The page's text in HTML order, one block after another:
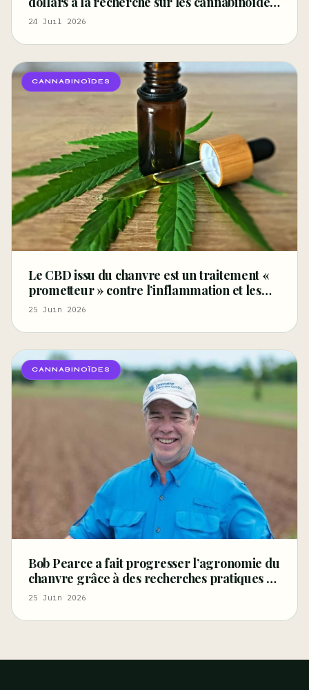
mineurs destinés aux produits à base de
24 Juil 2026
CANNABINOÏDES
Le CBD issu du chanvre est un traitement «
prometteur » contre l’inflammation et les
rougeurs liées à l’acné, selon une étude
25 Juin 2026
CANNABINOÏDES
Bob Pearce a fait progresser l’agronomie du
chanvre grâce à des recherches pratiques et
à son regard d’agriculteur
25 Juin 2026